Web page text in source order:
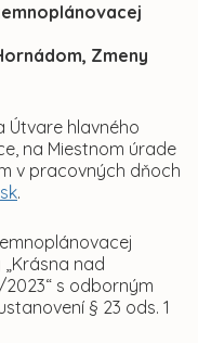
Zmeny
Útvare hlavného
na Miestnom úrade
v pracovných dňoch
.
nad
s odborným
§ 23 ods. 1